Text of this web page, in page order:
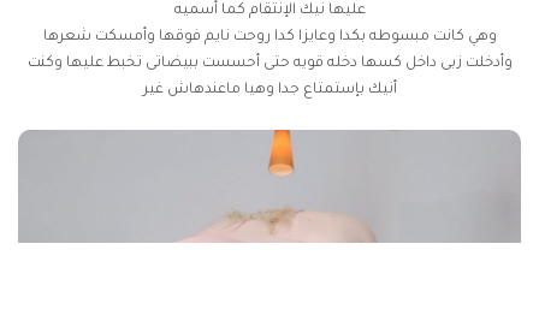
عليها نيك الإنتقام كما أسميه
وهي كانت مبسوطه بكدا وعايزا كدا روحت نايم فوقها وأمسكت شعرها
وأدخلت زبى داخل كسها دخله قويه حتى أحسست ببيضاتى تخبط عليها وكنت
أنيك بإستمتاع جدا وهيا ماعندهاش غير